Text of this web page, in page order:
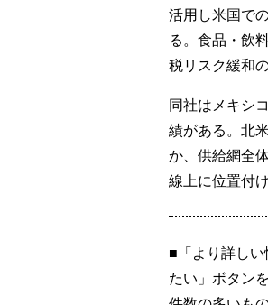
活用し米国で
る。食品・飲
税リスク緩和
同社はメキシ
績がある。北
か、供給網全
線上に位置付
■「より詳し
たい」ボタン